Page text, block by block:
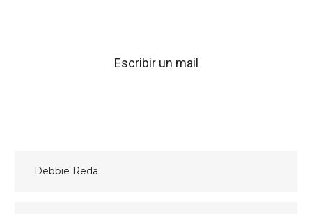
Escribir un mail
Navegación
Debbie Reda